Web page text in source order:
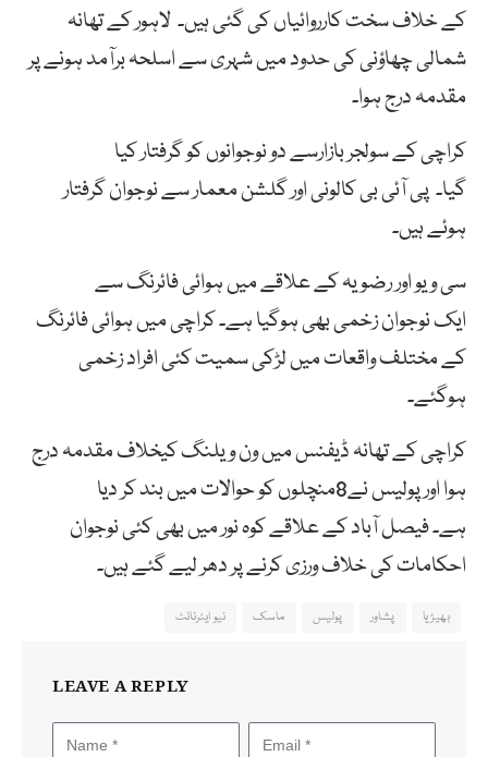
کے خلاف سخت کارروائیاں کی گئی ہیں۔ لاہور کے تھانہ
شمالی چھاؤنی کی حدود میں شہری سے اسلحہ برآمد ہونے پر
مقدمہ درج ہوا۔
کراچیکےسولجربازارسے دو نوجوانوں کو گرفتار کیا
گیا۔ پیآئیبیکالونیاورگلشنمعمارسےنوجوانگرفتار
ہوئے ہیں۔
سیویواوررضویہکےعلاقےمیںہوائیفائرنگسے
ایکنوجوانزخمی بھی ہوگیا ہے۔ کراچی میں ہوائی فائرنگ
کے مختلف واقعات میں لڑکی سمیت کئی افراد زخمی
ہوگئے۔
کراچیکےتھانہڈیفنسمیںونویلنگ کیخلاف مقدمہ درج
ہوا اور پولیس نے8 منچلوں کو حوالات میں بند کر دیا
ہے۔فیصل آباد کے علاقے کوہ نور میں بھی کئی نوجوان
احکامات کی خلاف ورزی کرنے پر دھر لیے گئے ہیں۔
بھیڑیا پشاور پولیس ماسک نیو ایئرنائٹ
LEAVE A REPLY